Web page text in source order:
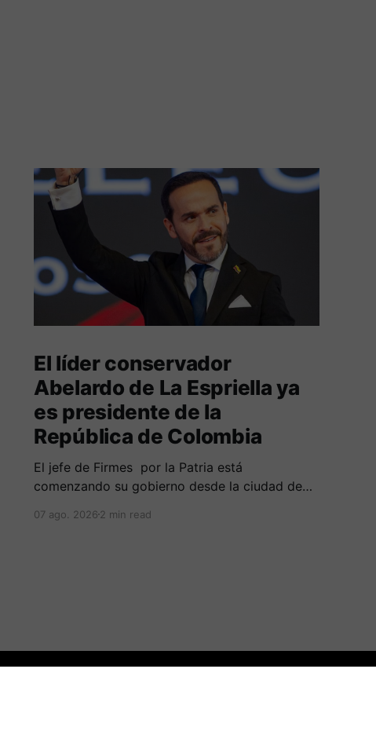
El líder conservador
Abelardo de La Espriella ya
es presidente de la
República de Colombia
El jefe de Firmes por la Patria está
comenzando su gobierno desde la ciudad de
de varios símbolos de gobiernos
07 ago. 20262 min read